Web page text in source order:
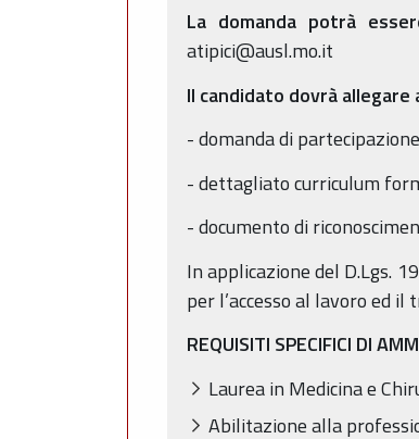
La domanda potrà
atipici@ausl.mo.it
Il candidato dovrà
- domanda di
- dettagliato curriculum
- documento di
In applicazione del D.Lgs.
per l’accesso al lavoro ed
REQUISITI SPECIFICI DI
Laurea in Medicina e
Abilitazione alla